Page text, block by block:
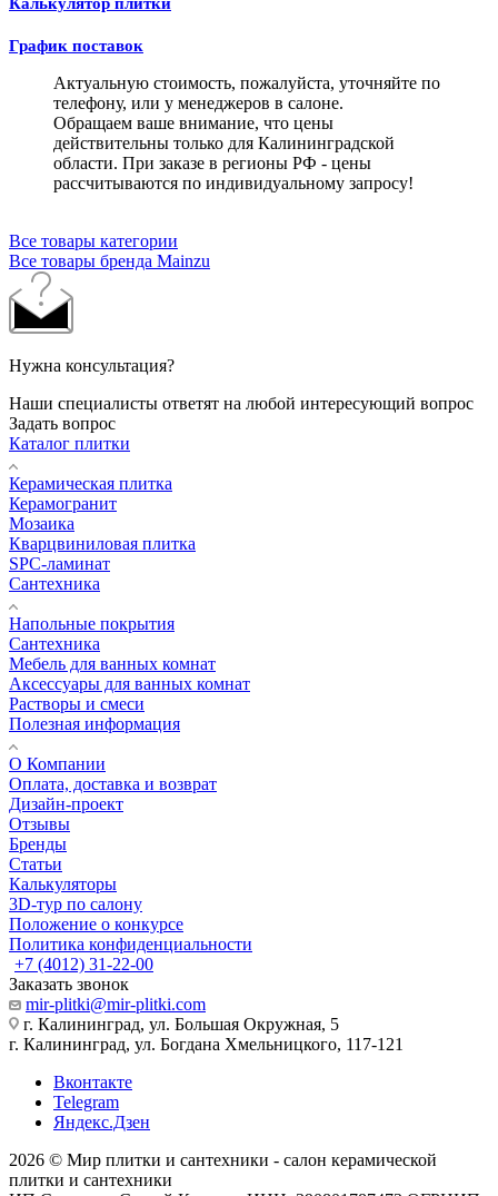
График поставок
Актуальную стоимость, пожалуйста, уточняйте по
телефону, или у менеджеров в салоне.
Обращаем ваше внимание, что цены
действительны только для Калининградской
области. При заказе в регионы РФ - цены
рассчитываются по индивидуальному запросу!
Все товары категории
Все товары бренда Mainzu
Нужна консультация?
Наши специалисты ответят на любой интересующий вопрос
Задать вопрос
Каталог плитки
Керамическая плитка
Керамогранит
Мозаика
Кварцвиниловая плитка
SPC-ламинат
Сантехника
Напольные покрытия
Сантехника
Мебель для ванных комнат
Аксессуары для ванных комнат
Растворы и смеси
Полезная информация
О Компании
Оплата, доставка и возврат
Дизайн-проект
Отзывы
Бренды
Статьи
Калькуляторы
3D-тур по салону
Положение о конкурсе
Политика конфиденциальности
+7 (4012) 31-22-00
Заказать звонок
mir-plitki@mir-plitki.com
г. Калининград, ул. Большая Окружная, 5
г. Калининград, ул. Богдана Хмельницкого, 117-121
Вконтакте
Telegram
Яндекс.Дзен
2026 © Мир плитки и сантехники - салон керамической
плитки и сантехники